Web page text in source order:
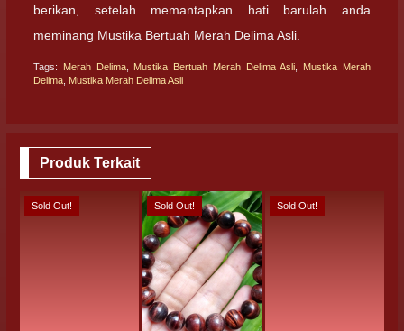
berikan, setelah memantapkan hati barulah anda
meminang Mustika Bertuah Merah Delima Asli.
Tags: Merah Delima, Mustika Bertuah Merah Delima Asli
Mustika Merah
Delima Mustika Merah Delima Asli
Produk Terkait
Sold Out! Sold Out! Sold Out!